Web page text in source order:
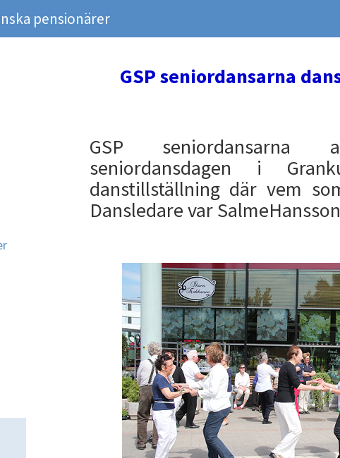
pensionärer
GSP seniordansarna
GSP seniordansarna
seniordansdagen i
danstillställning där vem
Dansledare var